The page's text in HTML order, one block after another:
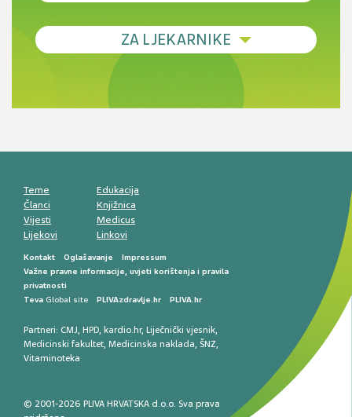
Debljina - od prevencije do personalizirane
Novi pogled na migrenu: komorbiditeti, spolne
razlike i nove terapije
smetnji do rane onkološke dijagnostike
ZA LJEKARNIKE
Antikoagulansi u ljekarničkoj praksi –
Teme
Članci
Vijesti
Lijekovi
Edukacija
Knjižnica
Medicus
Linkovi
Kontakt Oglašavanje
Impressum
Važne pravne informacije, uvjeti korištenja i pravila
privatnosti
Teva Global site PLIVAzdravlje.hr PLIVA.hr
Partneri: CMJ, HPD, kardio.hr, Liječnički vjesnik,
Medicinski fakultet, Medicinska naklada, ŠNZ,
Vitaminoteka
© 2001-2026 PLIVA HRVATSKA d.o.o. Sva prava